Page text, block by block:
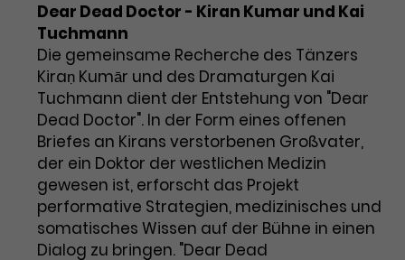
Dear Dead Doctor - Kiran Kumar und Kai
Tuchmann
Die gemeinsame Recherche des Tänzers
Kiraṇ Kumār und des Dramaturgen Kai
Tuchmann dient der Entstehung von "Dear
Dead Doctor". In der Form eines offenen
Briefes an Kirans verstorbenen Großvater,
der ein Doktor der westlichen Medizin
gewesen ist, erforscht das Projekt
performative Strategien, medizinisches und
somatisches Wissen auf der Bühne in einen
Dialog zu bringen. "Dear Dead